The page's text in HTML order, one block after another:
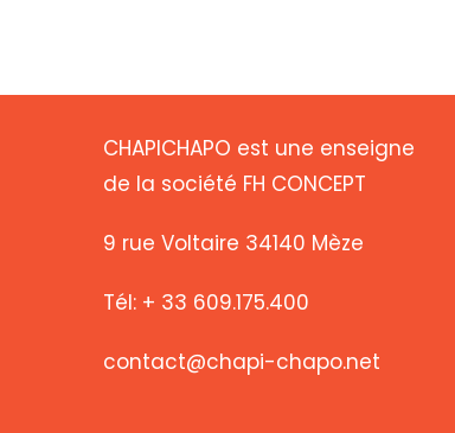
CHAPICHAPO est une enseigne
de la société FH CONCEPT
9 rue Voltaire 34140 Mèze
Tél: + 33 609.175.400
contact@chapi-chapo.net